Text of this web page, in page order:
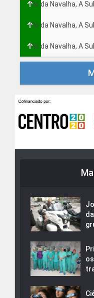
Fio da Navalha, A
Fio da Navalha, A
Fio da Navalha, A